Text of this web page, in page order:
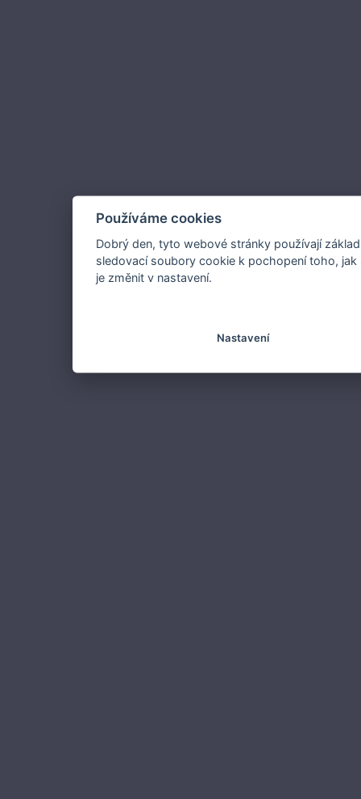
Používáme cookies
Dobrý den, tyto webové stránky používají
sledovací soubory cookie k pochopení toho,
je změnit v nastavení.
Nastavení